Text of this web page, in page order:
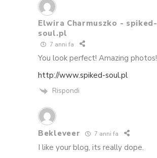
Elwira Charmuszko - spiked-
soul.pl
7 anni fa
You look perfect! Amazing photos!
http://www.spiked-soul.pl
Rispondi
Bekleveer 7 anni fa
I like your blog, its really dope.